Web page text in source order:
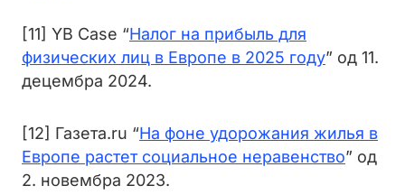
[11] YB Case “Налог на прибыль для
физических лиц в Европе в 2025 году” од 11.
децембра 2024.
[12] Газета.ru “На фоне удорожания жилья в
Европе растет социальное неравенство” од
2. новембра 2023.